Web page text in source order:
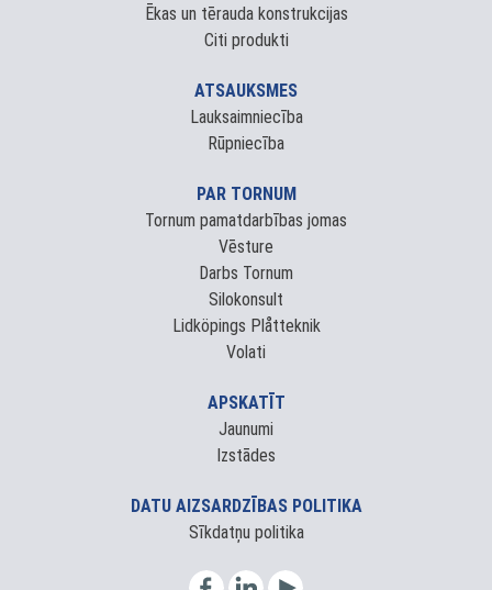
Ēkas un tērauda konstrukcijas
Citi produkti
ATSAUKSMES
Lauksaimniecība
Rūpniecība
PAR TORNUM
Tornum pamatdarbības jomas
Vēsture
Darbs Tornum
Silokonsult
Lidköpings Plåtteknik
Volati
APSKATĪT
Jaunumi
Izstādes
DATU AIZSARDZĪBAS POLITIKA
Sīkdatņu politika